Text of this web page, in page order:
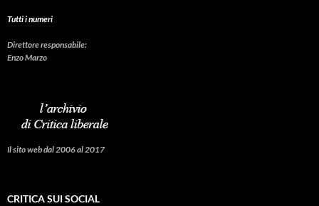
Tutti i numeri
Direttore responsabile:
Enzo Marzo
Il sito web dal 2006 al 2017
CRITICA SUI SOCIAL